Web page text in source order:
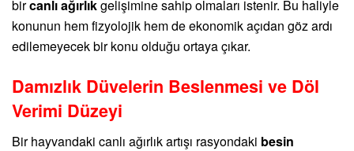
bircanlı ağırlıkgelişimine sahip olmaları istenir. Bu haliyle
konunun hem fizyolojik hem de ekonomik açıdan göz ardı
edilemeyecek bir konu olduğu ortaya çıkar.
Damızlık Düvelerin Beslenmesi ve Döl
Verimi Düzeyi
Bir hayvandaki canlı ağırlık artışı rasyondaki besin